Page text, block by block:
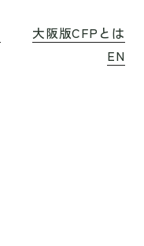
大阪版CFPとは
EN